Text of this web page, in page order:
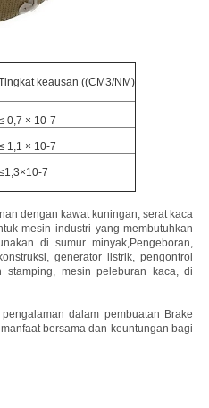
keausan ((CM3/NM)
0,7 × 10-7
1,1 × 10-7
7
dengan kawat kuningan, serat kaca
mesin industri yang membutuhkan
di sumur minyak,Pengeboran,
generator listrik, pengontrol
stamping, mesin peleburan kaca, di
dalam pembuatan Brake
bersama dan keuntungan bagi